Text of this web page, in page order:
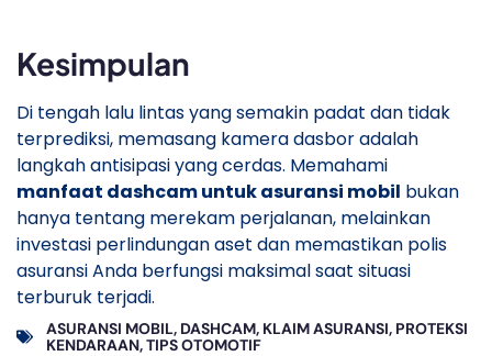
​Kesimpulan
​Di tengah lalu lintas yang semakin padat dan tidak
terprediksi, memasang kamera dasbor adalah
langkah antisipasi yang cerdas. Memahami
manfaat dashcam untuk asuransi mobil bukan
hanya tentang merekam perjalanan, melainkan
investasi perlindungan aset dan memastikan polis
asuransi Anda berfungsi maksimal saat situasi
terburuk terjadi.
ASURANSI MOBIL, DASHCAM, KLAIM ASURANSI, PROTEKSI
KENDARAAN,TIPS OTOMOTIF